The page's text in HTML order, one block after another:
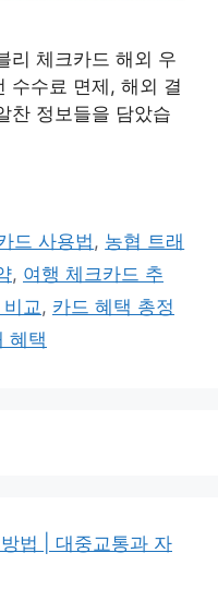
리 체크카드 해외 우
수수료 면제, 해외 결
찬 정보들을 담았습
드 사용법 , 농협 트래
, 여행 체크카드 추
교 , 카드 혜택 총정
혜택
법 | 대중교통과 자